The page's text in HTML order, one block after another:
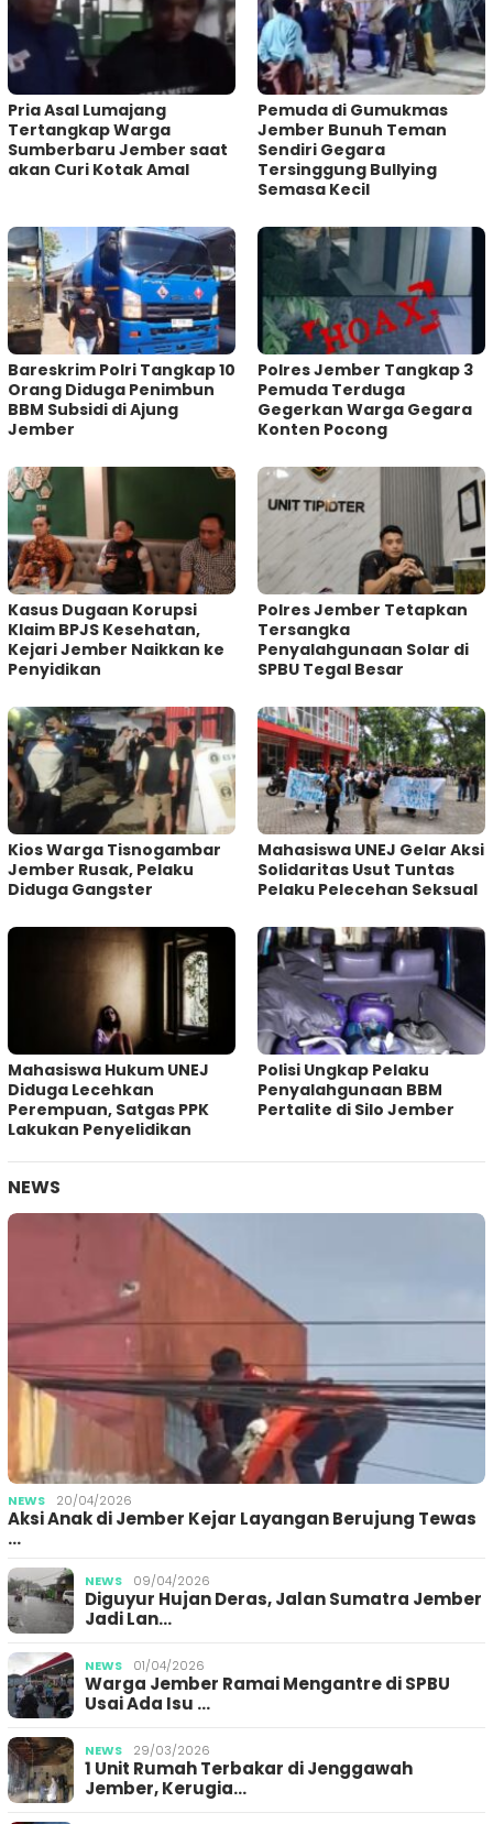
Pria Asal Lumajang
Tertangkap Warga
Sumberbaru Jember saat
akan Curi Kotak Amal
Pemuda di Gumukmas
Jember Bunuh Teman
Sendiri Gegara
Tersinggung Bullying
Semasa Kecil
Bareskrim Polri Tangkap 10
Orang Diduga Penimbun
BBM Subsidi di Ajung
Jember
Polres Jember Tangkap 3
Pemuda Terduga
Gegerkan Warga Gegara
Konten Pocong
Kasus Dugaan Korupsi
Klaim BPJS Kesehatan,
Kejari Jember Naikkan ke
Penyidikan
Polres Jember Tetapkan
Tersangka
Penyalahgunaan Solar di
SPBU Tegal Besar
Kios Warga Tisnogambar
Jember Rusak, Pelaku
Diduga Gangster
Mahasiswa UNEJ Gelar Aksi
Solidaritas Usut Tuntas
Pelaku Pelecehan Seksual
Mahasiswa Hukum UNEJ
Diduga Lecehkan
Perempuan, Satgas PPK
Lakukan Penyelidikan
Polisi Ungkap Pelaku
Penyalahgunaan BBM
Pertalite di Silo Jember
NEWS
NEWS 20/04/2026
Aksi Anak di Jember Kejar Layangan Berujung Tewas
…
NEWS 09/04/2026
Diguyur Hujan Deras, Jalan Sumatra Jember
Jadi Lan…
NEWS 01/04/2026
Warga Jember Ramai Mengantre di SPBU
Usai Ada Isu …
NEWS 29/03/2026
1 Unit Rumah Terbakar di Jenggawah
Jember, Kerugia…